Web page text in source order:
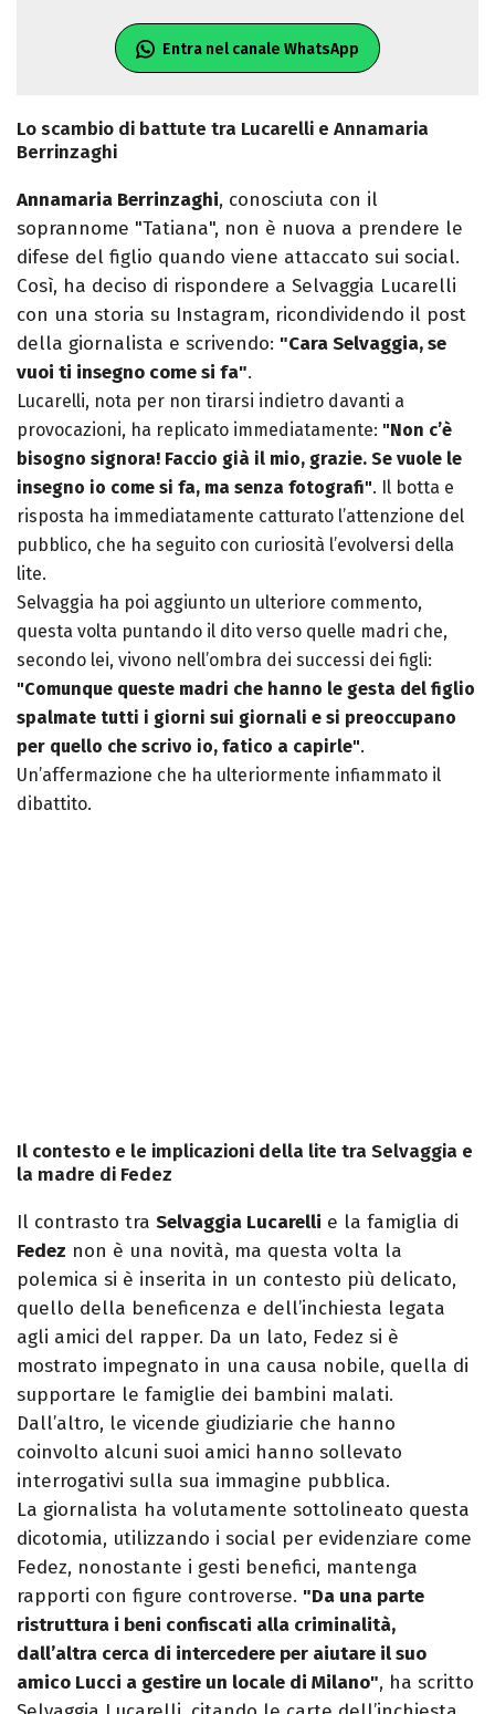
Entra nel canale WhatsApp
Lo scambio di battute tra Lucarelli e Annamaria
Berrinzaghi
Annamaria Berrinzaghi, conosciuta con il
soprannome "Tatiana", non è nuova a prendere le
difese del figlio quando viene attaccato sui social.
Così, ha deciso di rispondere a Selvaggia Lucarelli
con una storia su Instagram, ricondividendo il post
della giornalista e scrivendo: "Cara Selvaggia, se
vuoi ti insegno come si fa".
Lucarelli, nota per non tirarsi indietro davanti a
provocazioni, ha replicato immediatamente: "Non c’è
bisogno signora! Faccio già il mio, grazie. Se vuole le
insegno io come si fa, ma senza fotografi". Il botta e
risposta ha immediatamente catturato l’attenzione del
pubblico, che ha seguito con curiosità l’evolversi della
lite.
Selvaggia ha poi aggiunto un ulteriore commento,
questa volta puntando il dito verso quelle madri che,
secondo lei, vivono nell’ombra dei successi dei figli:
"Comunque queste madri che hanno le gesta del figlio
spalmate tutti i giorni sui giornali e si preoccupano
per quello che scrivo io, fatico a capirle".
Un’affermazione che ha ulteriormente infiammato il
dibattito.
Il contesto e le implicazioni della lite tra Selvaggia e
la madre di Fedez
Il contrasto tra Selvaggia Lucarelli e la famiglia di
Fedez non è una novità, ma questa volta la
polemica si è inserita in un contesto più delicato,
quello della beneficenza e dell’inchiesta legata
agli amici del rapper. Da un lato, Fedez si è
mostrato impegnato in una causa nobile, quella di
supportare le famiglie dei bambini malati.
Dall’altro, le vicende giudiziarie che hanno
coinvolto alcuni suoi amici hanno sollevato
interrogativi sulla sua immagine pubblica.
La giornalista ha volutamente sottolineato questa
dicotomia, utilizzando i social per evidenziare come
Fedez, nonostante i gesti benefici, mantenga
rapporti con figure controverse. "Da una parte
ristruttura i beni confiscati alla criminalità,
dall’altra cerca di intercedere per aiutare il suo
amico Lucci a gestire un locale di Milano", ha scritto